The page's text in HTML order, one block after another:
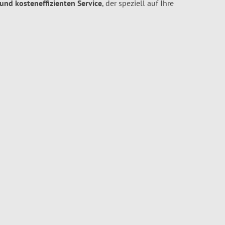
kosteneffizienten Service, der speziell auf Ihre